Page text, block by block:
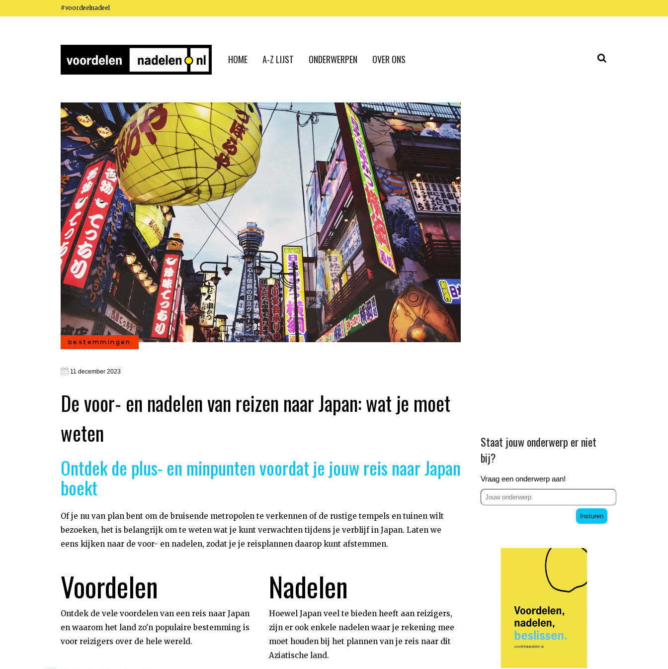
#voordeelnadeel
HOME A-Z LIJST ONDERWERPEN OVER ONS
bestemmingen
11 december 2023
De voor- en nadelen van reizen naar Japan: wat je moet
weten
Ontdek de plus- en minpunten voordat je jouw reis naar Japan
boekt
Of je nu van plan bent om de bruisende metropolen te verkennen of de rustige tempels en tuinen wilt
bezoeken, het is belangrijk om te weten wat je kunt verwachten tijdens je verblijf in Japan. Laten we
eens kijken naar de voor- en nadelen, zodat je je reisplannen daarop kunt afstemmen.
Voordelen
Ontdek de vele voordelen van een reis naar Japan
en waarom het land zo'n populaire bestemming is
voor reizigers over de hele wereld.
Nadelen
Hoewel Japan veel te bieden heeft aan reizigers,
zijn er ook enkele nadelen waar je rekening mee
moet houden bij het plannen van je reis naar dit
Aziatische land.
Staat jouw onderwerp er niet
bij?
Vraag een onderwerp aan!
Insturen